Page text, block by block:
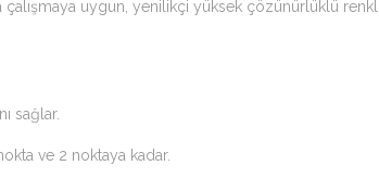
çalışmaya uygun, yenilikçi yüksek çözünürlüklü
sağlar.
ve 2 noktaya kadar.